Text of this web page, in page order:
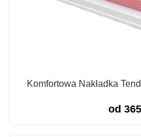
Komfortowa Nakładka
od 365